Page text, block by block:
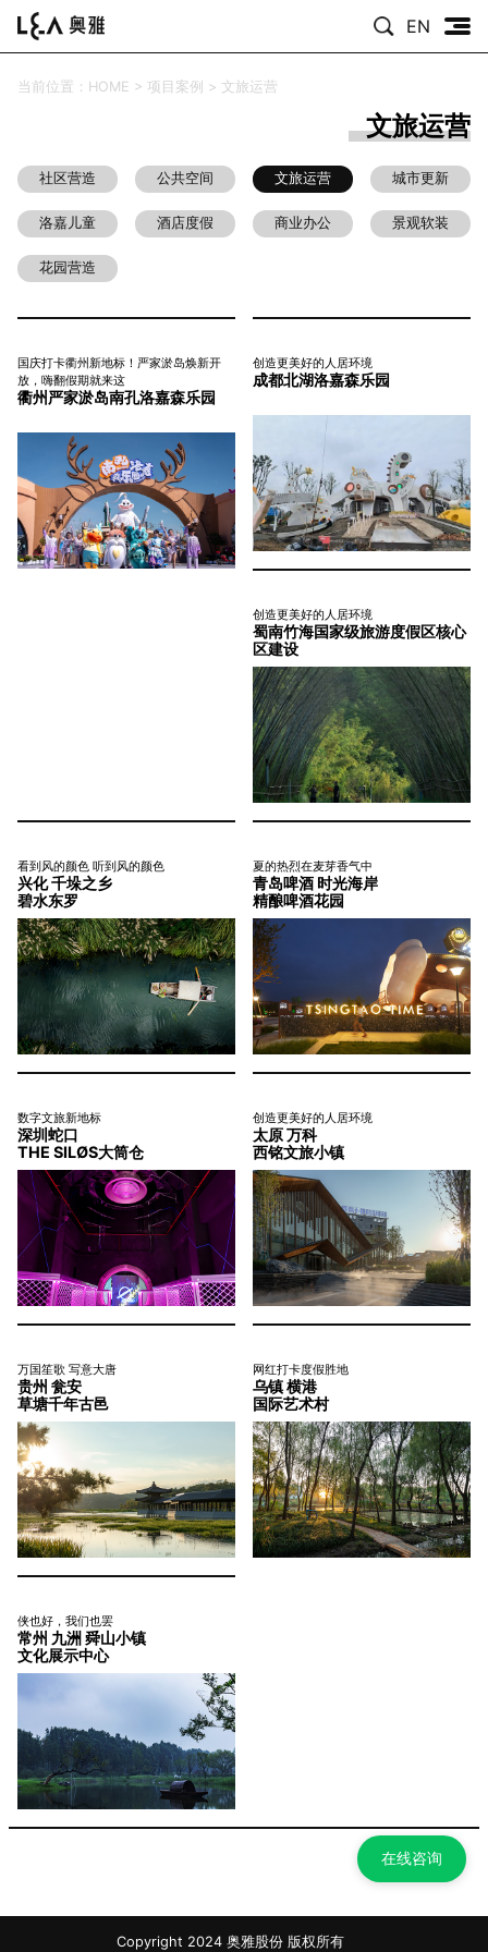
EN
当前位置： HOME > 项目案例 > 文旅运营
文旅运营
社区营造 公共空间 文旅运营 城市更新
洛嘉儿童 酒店度假 商业办公 景观软装
花园营造
国庆打卡衢州新地标！严家淤岛焕新开
放，嗨翻假期就来这
衢州严家淤岛南孔洛嘉森乐园
创造更美好的人居环境
成都北湖洛嘉森乐园
创造更美好的人居环境
蜀南竹海国家级旅游度假区核心
区建设
看到风的颜色 听到风的颜色
兴化 千垛之乡
碧水东罗
夏的热烈在麦芽香气中
青岛啤酒 时光海岸
精酿啤酒花园
数字文旅新地标
深圳蛇口
THE SILØS大筒仓
创造更美好的人居环境
太原 万科
西铭文旅小镇
万国笙歌 写意大唐
贵州 瓮安
草塘千年古邑
网红打卡度假胜地
乌镇 横港
国际艺术村
侠也好，我们也罢
常州 九洲 舜山小镇
文化展示中心
Copyright 2024 奥雅股份 版权所有
在线咨询